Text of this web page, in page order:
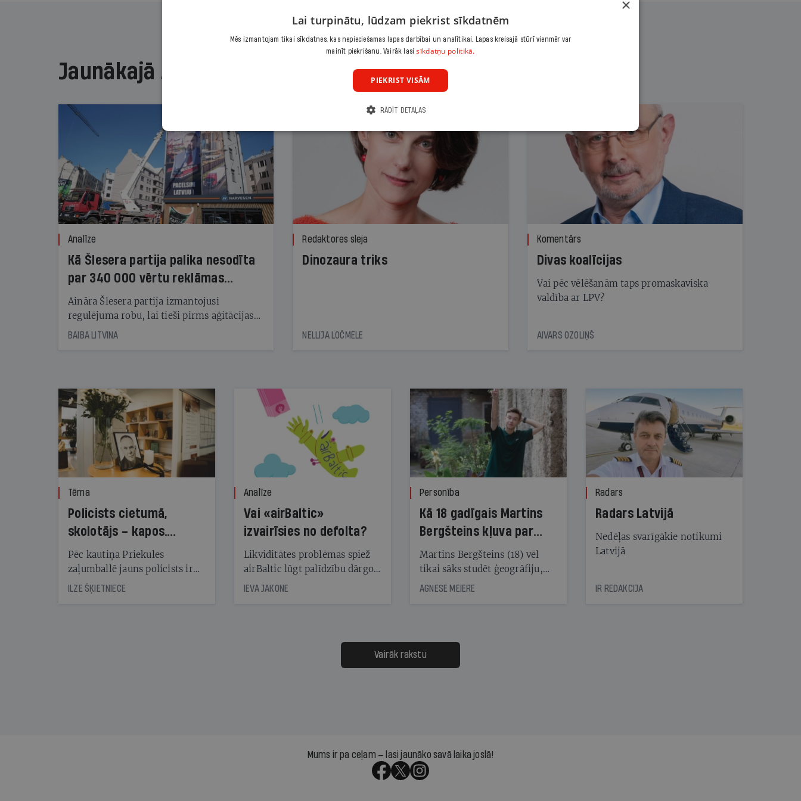
Jaunākajā žurnālā
Analīze
Kā Šlesera partija palika nesodīta
par 340 000 vērtu reklāmas
kampaņu
Aināra Šlesera partija izmantojusi
regulējuma robu, lai tieši pirms aģitācijas
starta izreklamētos par summu, kas
BAIBA LITVINA
Redaktores sleja
Dinozaura triks
NELLIJA LOČMELE
Komentārs
Divas koalīcijas
Vai pēc vēlēšanām taps promaskaviska
valdība ar LPV?
AIVARS OZOLIŅŠ
Tēma
Policists cietumā,
skolotājs – kapos.
Reibuma cena Priekulē
Pēc kautiņa Priekules
zaļumballē jauns policists ir
nonācis cietumā, bet
cienījams pedagogs — kapos.
ILZE ŠĶIETNIECE
Analīze
Vai «airBaltic»
izvairīsies no defolta?
Likviditātes problēmas spiež
airBaltic lūgt palīdzību dārgo
obligāciju turētājiem, taču
samaksāt augstos procentus,
kas jāpārskaita jau trīs dienas
pirms nākamās sapulces
IEVA JAKONE
Personība
Kā 18 gadīgais Martins
Bergšteins kļuva par
laika ziņu seju?
Martins Bergšteins (18) vēl
tikai sāks studēt ģeogrāfiju,
bet viņa sacītajam jau uzticas
uzcītīga darba, mammas
atbalsts un drosme turpināt
meteovērojumus arī tad, kad
AGNESE MEIERE
Radars
Radars Latvijā
Nedēļas svarīgākie notikumi
Latvijā
IR REDAKCIJA
Vairāk rakstu
Mums ir pa ceļam — lasi jaunāko savā laika joslā!
×
Lai turpinātu, lūdzam piekrist sīkdatnēm
Mēs izmantojam tikai sīkdatnes, kas nepieciešamas lapas darbībai un analītikai. Lapas kreisajā stūrī vienmēr var
mainīt piekrišanu. Vairāk lasisīkdatņu politikā.
PIEKRIST VISĀM
RĀDĪT DETAĻAS